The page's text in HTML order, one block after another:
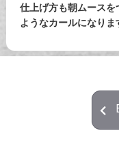
仕上げ方も朝ムース
ようなカールになりま